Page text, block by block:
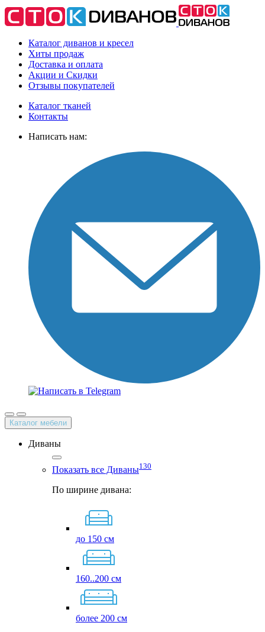
Каталог диванов и кресел
Хиты продаж
Доставка и оплата
Акции и Скидки
Отзывы покупателей
Каталог тканей
Контакты
Написать нам:
Каталог мебели
Диваны
Показать все Диваны130
По ширине дивана:
до 150 см
160..200 см
более 200 см